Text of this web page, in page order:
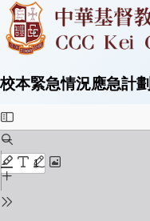
校本緊急情況應急計劃